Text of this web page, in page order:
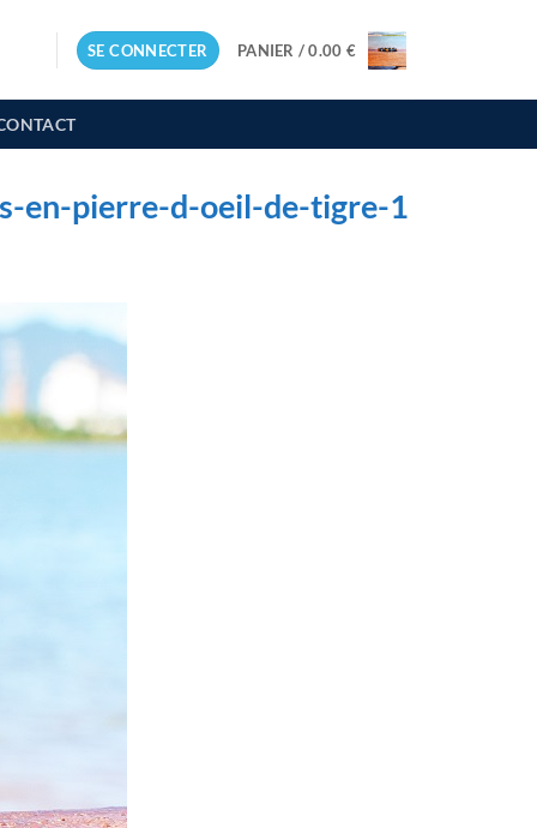
SE CONNECTER PANIER /0.00 €
en-pierre-d-oeil-de-tigre-1